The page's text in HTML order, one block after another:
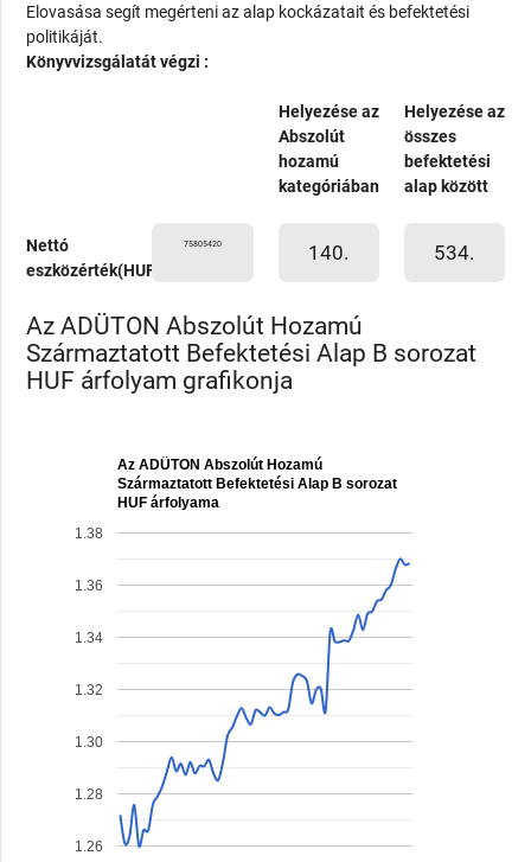
Elovasása segít megérteni az alap kockázatait és befektetési
politikáját.
Könyvvizsgálatát végzi :
Helyezése az
Abszolút
hozamú
kategóriában
Helyezése az
összes
befektetési
alap között
Nettó
eszközérték(HUF)
75805420 140. 534.
Az ADÜTON Abszolút Hozamú
Származtatott Befektetési Alap B sorozat
HUF árfolyam grafikonja
Az ADÜTON Abszolút Hozamú
Származtatott Befektetési Alap B sorozat
HUF árfolyama
1.26
1.28
1.30
1.32
1.34
1.36
1.38